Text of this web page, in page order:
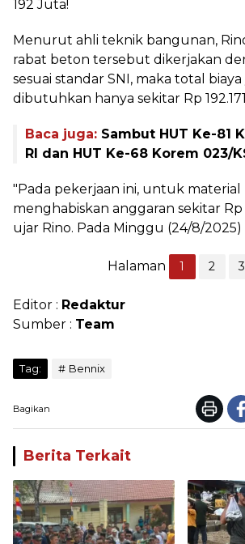
192 Juta!
Menurut ahli teknik bangunan,
rabat beton tersebut dikerjakan
sesuai standar SNI, maka total biaya
dibutuhkan hanya sekitar Rp
Baca juga: Sambut HUT Ke-81
RI dan HUT Ke-68 Korem 023/
"Pada pekerjaan ini, untuk material
menghabiskan anggaran sekitar Rp
ujar Rino. Pada Minggu (24/8/2025)
Halaman 1 2 3
Editor : Redaktur
Sumber : Team
Tag: Bennix
Bagikan
Berita Terkait